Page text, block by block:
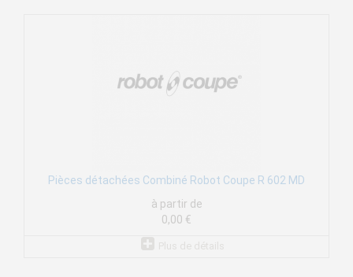
Pièces détachées Combiné Robot Coupe R 602 MD
à partir de
0,00 €